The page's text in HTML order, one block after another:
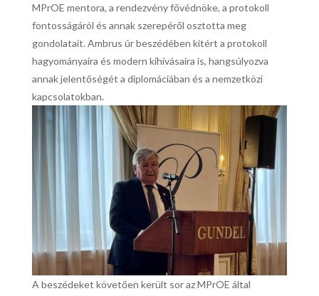
MPrOE mentora, a rendezvény fővédnöke, a protokoll
fontosságáról és annak szerepéről osztotta meg
gondolatait. Ambrus úr beszédében kitért a protokoll
hagyományaira és modern kihívásaira is, hangsúlyozva
annak jelentőségét a diplomáciában és a nemzetközi
kapcsolatokban.
A beszédeket követően került sor az MPrOE által